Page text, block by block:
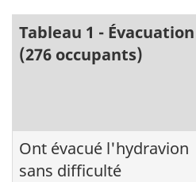
Tableau 1 -
(276 occupants)
Ont évacué l'hydravion
sans difficulté